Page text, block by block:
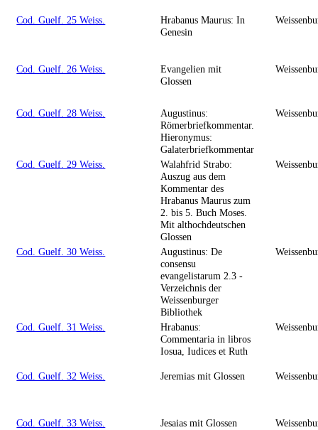
Cod. Guelf. 25 Weiss.
Hrabanus Maurus: In
Genesin
Cod. Guelf. 26 Weiss.
Evangelien mit
Glossen
Cod. Guelf. 28 Weiss.
Augustinus:
Römerbriefkommentar.
Hieronymus:
Galaterbriefkommentar
Cod. Guelf. 29 Weiss.
Walahfrid Strabo:
Auszug aus dem
Kommentar des
Hrabanus Maurus zum
2. bis 5. Buch Moses.
Mit althochdeutschen
Glossen
Cod. Guelf. 30 Weiss.
Augustinus: De
consensu
evangelistarum 2.3 -
Verzeichnis der
Weissenburger
Bibliothek
Cod. Guelf. 31 Weiss.
Hrabanus:
Commentaria in libros
Iosua, Iudices et Ruth
Cod. Guelf. 32 Weiss. Jeremias mit Glossen
Cod. Guelf. 33 Weiss. Jesaias mit Glossen